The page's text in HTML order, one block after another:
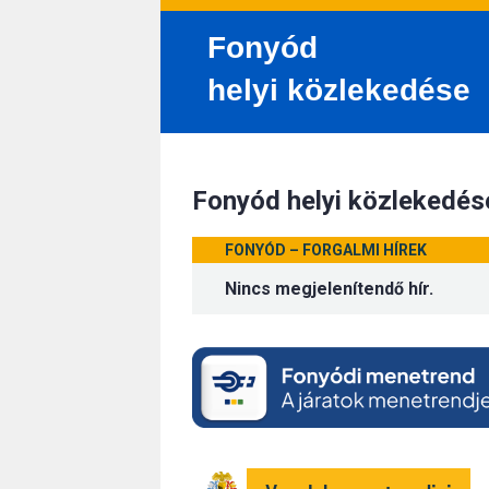
Fonyód
helyi közlekedése
Fonyód helyi
FONYÓD – FORGALMI HÍREK
Nincs megjelenítendő hír.